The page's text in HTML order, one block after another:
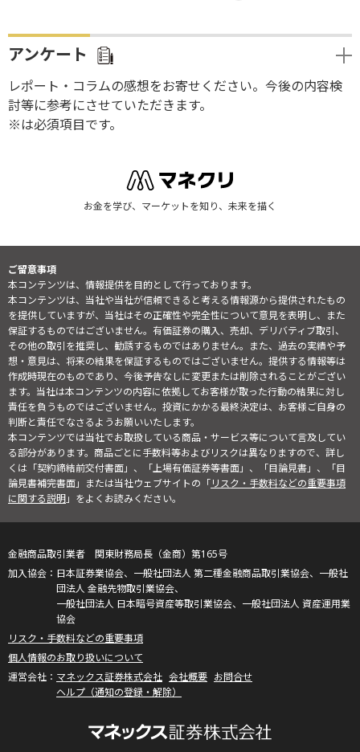
アンケート
レポート・コラムの感想をお寄せください。今後の内容検
討等に参考にさせていただきます。
※は必須項目です。
お金を学び、マーケットを知り、未来を描く
ご留意事項
本コンテンツは、情報提供を目的として行っております。
本コンテンツは、当社や当社が信頼できると考える情報源から提供されたもの
を提供していますが、当社はその正確性や完全性について意見を表明し、また
保証するものではございません。有価証券の購入、売却、デリバティブ取引、
その他の取引を推奨し、勧誘するものではありません。また、過去の実績や予
想・意見は、将来の結果を保証するものではございません。提供する情報等は
作成時現在のものであり、今後予告なしに変更または削除されることがござい
ます。当社は本コンテンツの内容に依拠してお客様が取った行動の結果に対し
責任を負うものではございません。投資にかかる最終決定は、お客様ご自身の
判断と責任でなさるようお願いいたします。
本コンテンツでは当社でお取扱している商品・サービス等について言及してい
る部分があります。商品ごとに手数料等およびリスクは異なりますので、詳し
くは「契約締結前交付書面」、「上場有価証券等書面」、「目論見書」、「目
論見書補完書面」または当社ウェブサイトの「リスク・手数料などの重要事項
に関する説明」をよくお読みください。
金融商品取引業者 関東財務局長（金商）第165号
日本証券業協会、一般社団法人 第二種金融商品取引業協会、一般社
団法人 金融先物取引業協会、
一般社団法人 日本暗号資産等取引業協会、一般社団法人 資産運用業
協会
リスク・手数料などの重要事項
個人情報のお取り扱いについて
マネックス証券株式会社 会社概要 お問合せ
ヘルプ（通知の登録・解除）